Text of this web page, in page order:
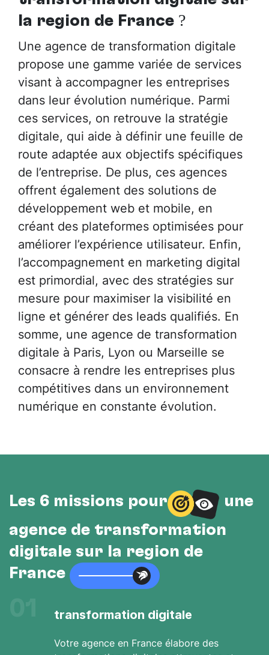
la région de France ?
Une agence de transformation digitale
propose une gamme variée de services
visant à accompagner les entreprises
dans leur évolution numérique. Parmi
ces services, on retrouve la stratégie
digitale, qui aide à définir une feuille de
route adaptée aux objectifs spécifiques
de l’entreprise. De plus, ces agences
offrent également des solutions de
développement web et mobile, en
créant des plateformes optimisées pour
améliorer l’expérience utilisateur. Enfin,
l’accompagnement en marketing digital
est primordial, avec des stratégies sur
mesure pour maximiser la visibilité en
ligne et générer des leads qualifiés. En
somme, une agence de transformation
digitale à Paris, Lyon ou Marseille se
consacre à rendre les entreprises plus
compétitives dans un environnement
numérique en constante évolution.
Les 6 missions pour
une
agence de transformation
digitale sur la région de
France
transformation digitale
Votre agence en France élabore des